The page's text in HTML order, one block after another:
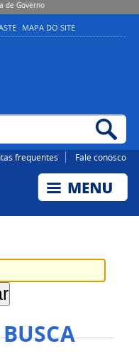
de Governo
MAPA DO SITE
frequentes Fale conosco